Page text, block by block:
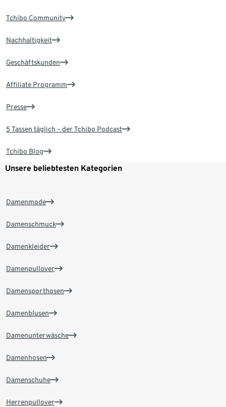
Tchibo Community
Nachhaltigkeit
Geschäftskunden
Affiliate Programm
Presse
5 Tassen täglich – der Tchibo Podcast
Tchibo Blog
Unsere beliebtesten Kategorien
Damenmode
Damenschmuck
Damenkleider
Damenpullover
Damensporthosen
Damenblusen
Damenunterwäsche
Damenhosen
Damenschuhe
Herrenpullover